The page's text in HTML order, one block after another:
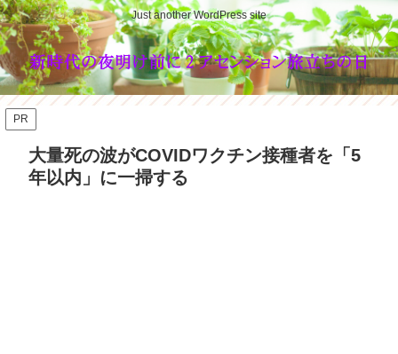
Just another WordPress site
PR
大量死の波がCOVIDワクチン接種者を「5
年以内」に一掃する